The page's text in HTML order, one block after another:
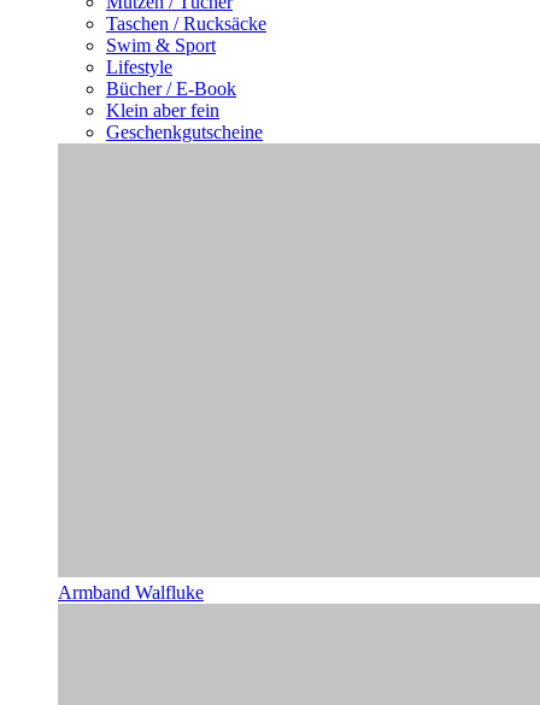
Taschen / Rucksäcke
Swim & Sport
Lifestyle
Bücher / E-Book
Klein aber fein
Geschenkgutscheine
Armband Walfluke